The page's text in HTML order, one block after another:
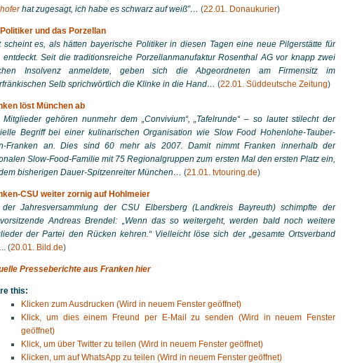
hat zugesagt, ich habe es schwarz auf weiß”… (22.01. Donaukurier)
und das Porzellan
scheint es, als hätten bayerische Politiker in diesen Tagen eine neue Pilgerstätte für
entdeckt. Seit die traditionsreiche Porzellanmanufaktur Rosenthal AG vor knapp zwei
Insolvenz anmeldete, geben sich die Abgeordneten am Firmensitz im
Selb sprichwörtlich die Klinke in die Hand… (22.01. Süddeutsche Zeitung)
löst München ab
Mitglieder gehören nunmehr dem „Convivium“, „Tafelrunde“ – so lautet stilecht der
Begriff bei einer kulinarischen Organisation wie Slow Food Hohenlohe-Tauber-
Franken an. Dies sind 60 mehr als 2007. Damit nimmt Franken innerhalb der
Slow-Food-Familie mit 75 Regionalgruppen zum ersten Mal den ersten Platz ein,
bisherigen Dauer-Spitzenreiter München… (21.01. tvtouring.de)
CSU weiter zornig auf Hohlmeier
Jahresversammlung der CSU Elbersberg (Landkreis Bayreuth) schimpfte der
Andreas Brendel: „Wenn das so weitergeht, werden bald noch weitere
der Partei den Rücken kehren.“ Vielleicht löse sich der „gesamte Ortsverband
.. (20.01. Bild.de)
Presseberichte aus Franken hier
this:
Klicken zum Ausdrucken (Wird in neuem Fenster geöffnet)
Klick, um dies einem Freund per E-Mail zu senden (Wird in neuem Fenster
geöffnet)
Klick, um über Twitter zu teilen (Wird in neuem Fenster geöffnet)
Klicken, um auf WhatsApp zu teilen (Wird in neuem Fenster geöffnet)